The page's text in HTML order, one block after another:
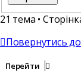
21 тема •
Повернутись
Перейти